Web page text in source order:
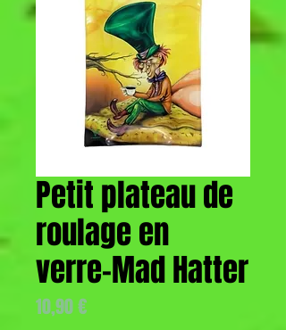
Petit plateau de
roulage en
verre-Mad Hatter
10,90 €